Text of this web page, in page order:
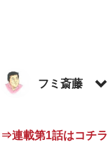
フミ斎藤
記事一覧へ
⇒連載第1話はコチラ